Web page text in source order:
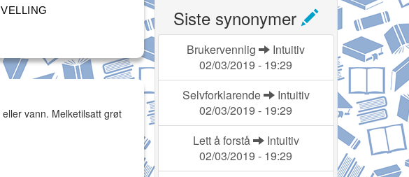
VELLING
vann. Melketilsatt grøt
Siste synonymer
Brukervennlig
Intuitiv
02/03/2019 - 19:29
Selvforklarende
Intuitiv
02/03/2019 - 19:29
Lett å forstå
Intuitiv
02/03/2019 - 19:29